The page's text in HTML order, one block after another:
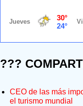
???
CEO de las más
el turismo mundial